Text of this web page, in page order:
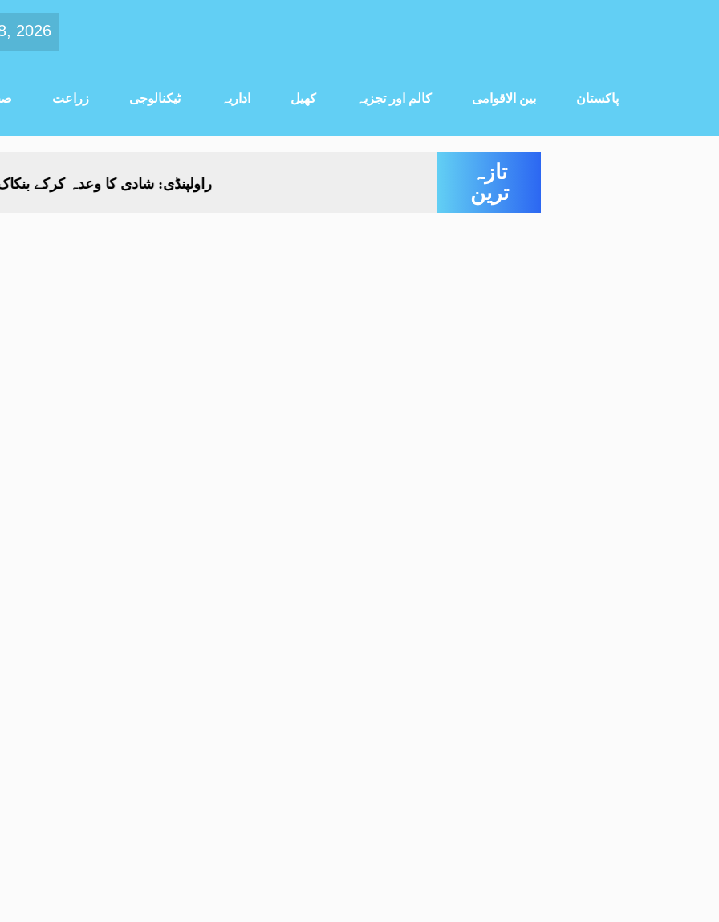
2026
زراعت ٹیکنالوجی اداریہ کھیل کالم اور تجزیہ بین الاقوامی
پاکستان
راولپنڈی: شادی کا وعدہ کرکے بنکاک سے
تازہ
ترین